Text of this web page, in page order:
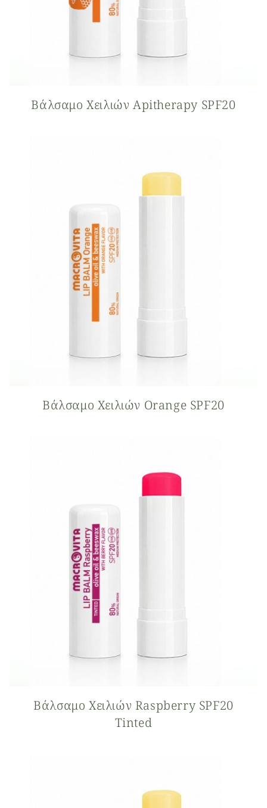
Βάλσαμο Xειλιών Apitherapy SPF20
Βάλσαμο Xειλιών Orange SPF20
Βάλσαμο Xειλιών Raspberry SPF20
Tinted